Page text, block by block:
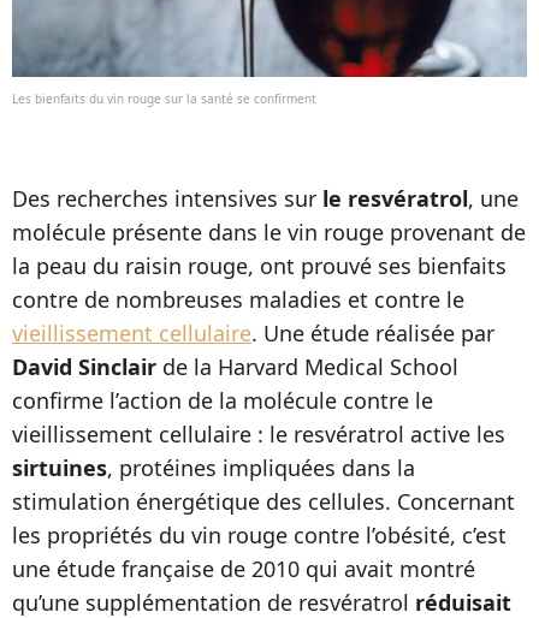
Les bienfaits du vin rouge sur la santé se confirment
Des recherches intensives sur le resvératrol, une
molécule présente dans le vin rouge provenant de
la peau du raisin rouge, ont prouvé ses bienfaits
contre de nombreuses maladies et contre le
vieillissement cellulaire. Une étude réalisée par
David Sinclair de la Harvard Medical School
confirme l’action de la molécule contre le
vieillissement cellulaire : le resvératrol active les
sirtuines, protéines impliquées dans la
stimulation énergétique des cellules. Concernant
les propriétés du vin rouge contre l’obésité, c’est
une étude française de 2010 qui avait montré
qu’une supplémentation de resvératrol réduisait